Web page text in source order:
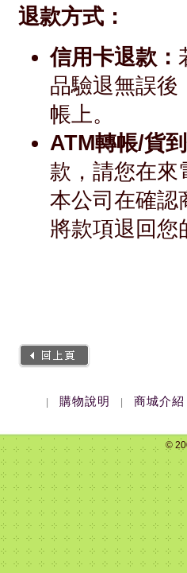
退款方式：
信用卡退款：
品驗退無誤後
帳上。
ATM轉帳/貨
款，請您在來
本公司在確認
將款項退回您
購物說明 商城介紹
©